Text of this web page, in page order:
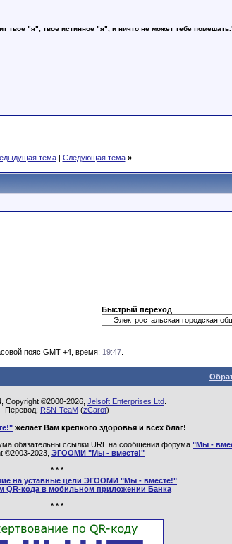
твое "я", твое истинное "я", и ничто не может тебе
тема| Следующая тема »
Быстрый переход
пояс GMT +4, время: 19:47.
Copyright ©2000-2026, Jelsoft Enterprises Ltd.
Перевод: RSN-TeaM (zCarot)
желает Вам крепкого здоровья и всех благ!
обязательны ссылки URL на сообщения форума "Мы -
©2003-2023, ЭГООМИ "Мы - вместе!"
* * *
на уставные цели ЭГООМИ "Мы - вместе!"
QR-кода в мобильном приложении Банка
* * *